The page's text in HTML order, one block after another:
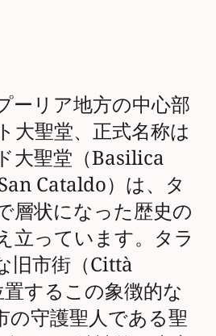
ーリア地方の中心部
大聖堂、正式名称は
大聖堂（Basilica
Cataldo）は、タ
層状になった歴史の
立っています。タラ
旧市街（Città
するこの象徴的な
の守護聖人である聖